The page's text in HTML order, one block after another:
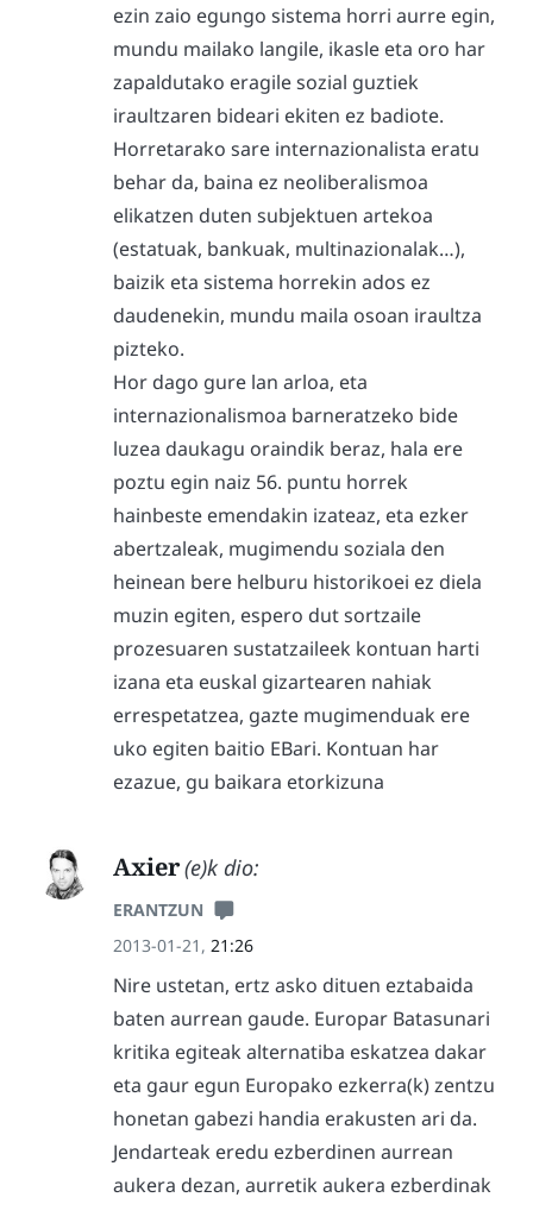
ezin zaio egungo sistema horri aurre egin,
mundu mailako langile, ikasle eta oro har
zapaldutako eragile sozial guztiek
iraultzaren bideari ekiten ez badiote.
Horretarako sare internazionalista eratu
behar da, baina ez neoliberalismoa
elikatzen duten subjektuen artekoa
(estatuak, bankuak, multinazionalak…),
baizik eta sistema horrekin ados ez
daudenekin, mundu maila osoan iraultza
pizteko.
Hor dago gure lan arloa, eta
internazionalismoa barneratzeko bide
luzea daukagu oraindik beraz, hala ere
poztu egin naiz 56. puntu horrek
hainbeste emendakin izateaz, eta ezker
abertzaleak, mugimendu soziala den
heinean bere helburu historikoei ez diela
muzin egiten, espero dut sortzaile
prozesuaren sustatzaileek kontuan harti
izana eta euskal gizartearen nahiak
errespetatzea, gazte mugimenduak ere
uko egiten baitio EBari. Kontuan har
ezazue, gu baikara etorkizuna
Axier(e)k dio:
ERANTZUN
2013-01-21, 21:26
Nire ustetan, ertz asko dituen eztabaida
baten aurrean gaude. Europar Batasunari
kritika egiteak alternatiba eskatzea dakar
eta gaur egun Europako ezkerra(k) zentzu
honetan gabezi handia erakusten ari da.
Jendarteak eredu ezberdinen aurrean
aukera dezan, aurretik aukera ezberdinak